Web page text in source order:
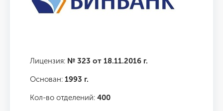
Лицензия: № 323 от 18.11.2016 г.
Основан: 1993 г.
Кол-во отделений: 400